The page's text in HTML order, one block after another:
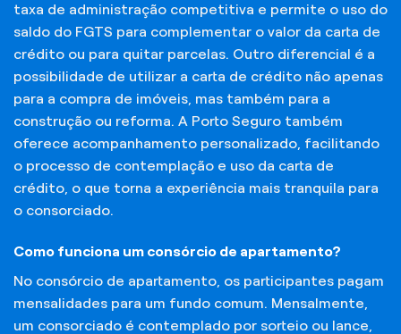
taxa de administração competitiva e permite o uso do
saldo do FGTS para complementar o valor da carta de
crédito ou para quitar parcelas. Outro diferencial é a
possibilidade de utilizar a carta de crédito não apenas
para a compra de imóveis, mas também para a
construção ou reforma. A Porto Seguro também
oferece acompanhamento personalizado, facilitando
o processo de contemplação e uso da carta de
crédito, o que torna a experiência mais tranquila para
o consorciado.
Como funciona um consórcio de apartamento?
No consórcio de apartamento, os participantes pagam
mensalidades para um fundo comum. Mensalmente,
um consorciado é contemplado por sorteio ou lance,